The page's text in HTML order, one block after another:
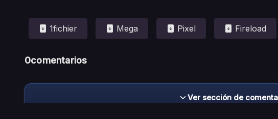
1fichier Mega Pixel Fireload
0comentarios
Ver sección de